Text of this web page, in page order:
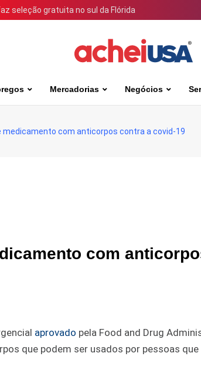
seleção gratuita no sul da Flórida
Mercadorias Negócios
medicamento com anticorpos contra a covid-19
com
aprovado pela Food and Drug
que podem ser usados por pessoas